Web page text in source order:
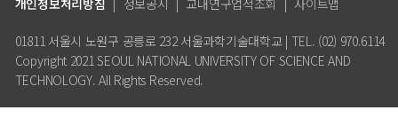
개인정보처리방침 | 정보공시 | 교내연구업적조회 | 사이트맵
01811 서울시 노원구 공릉로 232 서울과학기술대학교 | TEL. (02) 970.6114
Copyright 2021 SEOUL NATIONAL UNIVERSITY OF SCIENCE AND
TECHNOLOGY. All Rights Reserved.